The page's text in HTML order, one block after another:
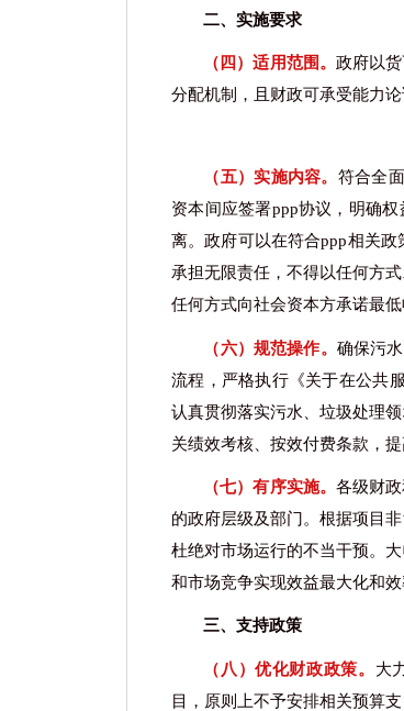
二、实施要求
（四）适用范围。 政府以
分配机制，且财政可承受能力
（五）实施内容。 符合全
资本间应签署ppp协议，明确
离。政府可以在符合ppp相关
承担无限责任，不得以任何方
任何方式向社会资本方承诺最低
（六）规范操作。 确保污
流程，严格执行《关于在公共
认真贯彻落实污水、垃圾处理
关绩效考核、按效付费条款，提
（七）有序实施。 各级财
的政府层级及部门。根据项目
杜绝对市场运行的不当干预。
和市场竞争实现效益最大化和效
三、支持政策
（八）优化财政政策。 大
目，原则上不予安排相关预算